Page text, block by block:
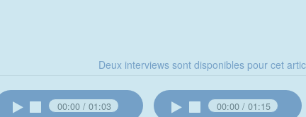
Deux interviews sont disponibles pour cet
00:00 01:03 00:00 01:15